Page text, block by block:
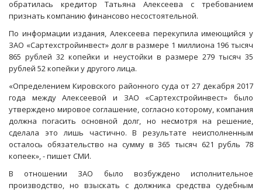
обратилась кредитор Татьяна Алексеева с требованием
признать компанию финансово несостоятельной.
По информации издания, Алексеева перекупила имеющийся у
ЗАО «Сартехстройинвест» долг в размере 1 миллиона 196 тысяч
865 рублей 32 копейки и неустойки в размере 279 тысяч 35
рублей 52 копейки у другого лица.
«Определением Кировского районного суда от 27 декабря 2017
года между Алексеевой и ЗАО «Сартехстройинвест» было
утверждено мировое соглашение, согласно которому, компания
должна погасить основной долг, но несмотря на решение,
сделала это лишь частично. В результате неисполненным
осталось обязательство на сумму в 365 тысяч 621 рубль 78
копеек», - пишет СМИ.
В отношении ЗАО было возбуждено исполнительное
производство, но взыскать с должника средства судебным